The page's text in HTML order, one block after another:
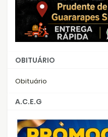
OBITUÁRIO
Obituário
A.C.E.G